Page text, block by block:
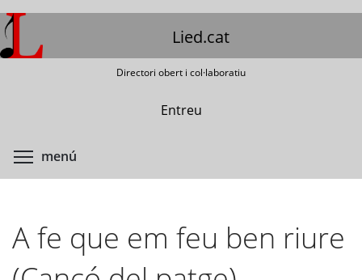
Vés
al
contingut
Lied.cat
Directori obert i col·laboratiu
Entreu
menú
A fe que em feu ben riure